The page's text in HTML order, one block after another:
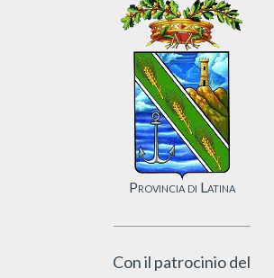
Provincia di Latina
Con il patrocinio del